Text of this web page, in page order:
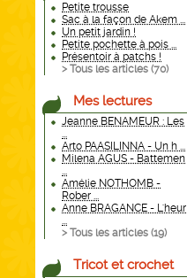
Petite trousse
Sac à la façon de Akem ...
Un petit jardin !
Petite pochette à pois ...
Présentoir à patchs !
> Tous les articles (70)
Mes lectures
Jeanne BENAMEUR : Les
...
Arto PAASILINNA - Un h ...
Milena AGUS - Battemen
...
Amélie NOTHOMB -
Rober ...
Anne BRAGANCE - L'heur
...
> Tous les articles (19)
Tricot et crochet